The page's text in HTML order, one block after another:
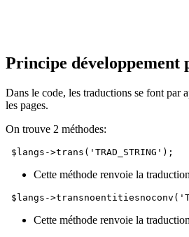
Principe
Dans le code, les traductions se font par
les pages.
On trouve 2 méthodes:
$langs->trans('TRAD_STRING');
Cette méthode renvoie la
$langs-
Cette méthode renvoie la